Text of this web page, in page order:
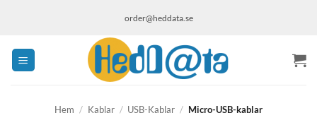
order@heddata.se
Hem / Kablar / USB-Kablar / Micro-USB-kablar